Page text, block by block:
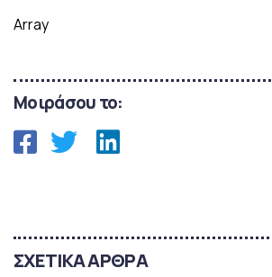
Array
Μοιράσου το:
ΣΧΕΤΙΚΑ ΑΡΘΡΑ